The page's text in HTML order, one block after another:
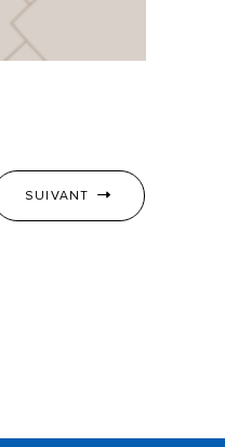
SUIVANT